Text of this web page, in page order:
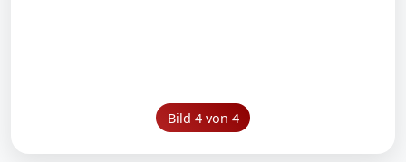
Bild 4 von 4